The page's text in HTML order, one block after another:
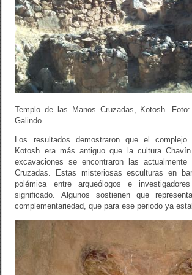
Templo de las Manos Cruzadas, Kotosh.
Galindo.
Los resultados demostraron que el complejo
Kotosh era más antiguo que la cultura
excavaciones se encontraron las actualmente
Cruzadas. Estas misteriosas esculturas en
polémica entre arqueólogos e
significado. Algunos sostienen que
complementariedad, que para ese periodo ya